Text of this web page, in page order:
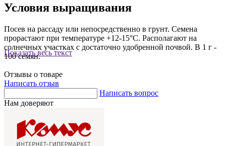
Показать весь текст
Условия выращивания
Посев на рассаду или непосредственно в грунт. Семена
прорастают при температуре +12-15°С. Располагают на
солнечных участках с достаточно удобренной почвой. В 1 г -
100 семян.
Отзывы о товаре
Написать отзыв
Написать вопрос
Нам доверяют